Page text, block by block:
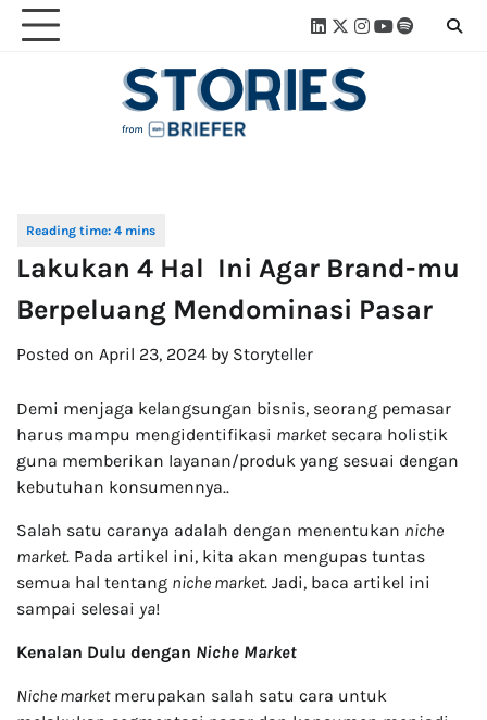
Skip
Linkedin
Twitter
Instagram
Youtube
Spotify
Lakukan 4 Hal Ini Agar Brand-mu
Berpeluang Mendominasi Pasar
Posted on April 23, 2024 by Storyteller
Demi menjaga kelangsungan bisnis, seorang pemasar
harus mampu mengidentifikasi marketsecara holistik
guna memberikan layanan/produk yang sesuai dengan
kebutuhan konsumennya..
Salah satu caranya adalah dengan menentukan niche
market. Pada artikel ini, kita akan mengupas tuntas
semua hal tentang niche market. Jadi, baca artikel ini
sampai selesai ya!
Kenalan Dulu dengan Niche Market
Niche marketmerupakan salah satu cara untuk